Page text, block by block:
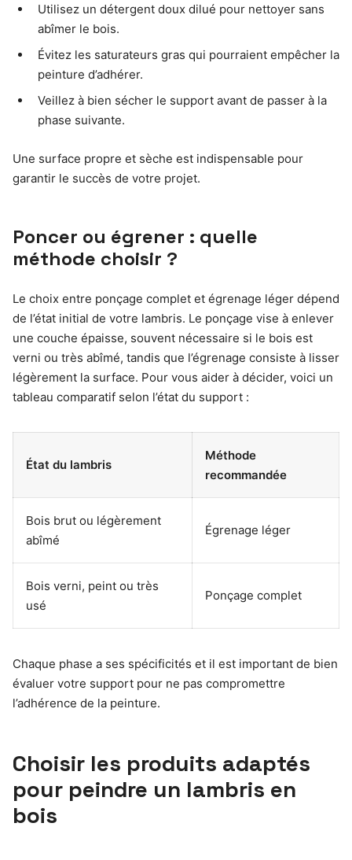
Utilisez un détergent doux dilué pour nettoyer sans
abîmer le bois.
Évitez les saturateurs gras qui pourraient empêcher la
peinture d’adhérer.
Veillez à bien sécher le support avant de passer à la
phase suivante.
Une surface propre et sèche est indispensable pour
garantir le succès de votre projet.
Poncer ou égrener : quelle
méthode choisir ?
Le choix entre ponçage complet et égrenage léger dépend
de l’état initial de votre lambris. Le ponçage vise à enlever
une couche épaisse, souvent nécessaire si le bois est
verni ou très abîmé, tandis que l’égrenage consiste à lisser
légèrement la surface. Pour vous aider à décider, voici un
tableau comparatif selon l’état du support :
État du lambris
Méthode
recommandée
Bois brut ou légèrement
abîmé
Égrenage léger
Bois verni, peint ou très
usé
Ponçage complet
Chaque phase a ses spécificités et il est important de bien
évaluer votre support pour ne pas compromettre
l’adhérence de la peinture.
Choisir les produits adaptés
pour peindre un lambris en
bois